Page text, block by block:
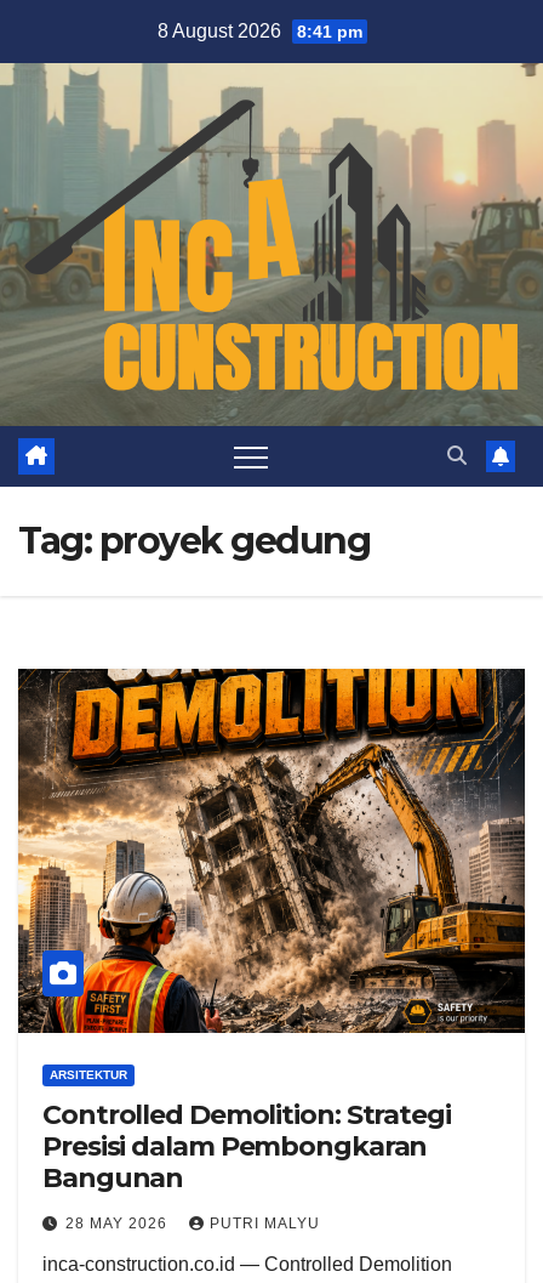
content
8 August 2026 8:41 pm
Tag: proyek gedung
ARSITEKTUR
Controlled Demolition: Strategi
Presisi dalam Pembongkaran
Bangunan
28 MAY 2026 PUTRI MALYU
inca-construction.co.id — Controlled Demolition